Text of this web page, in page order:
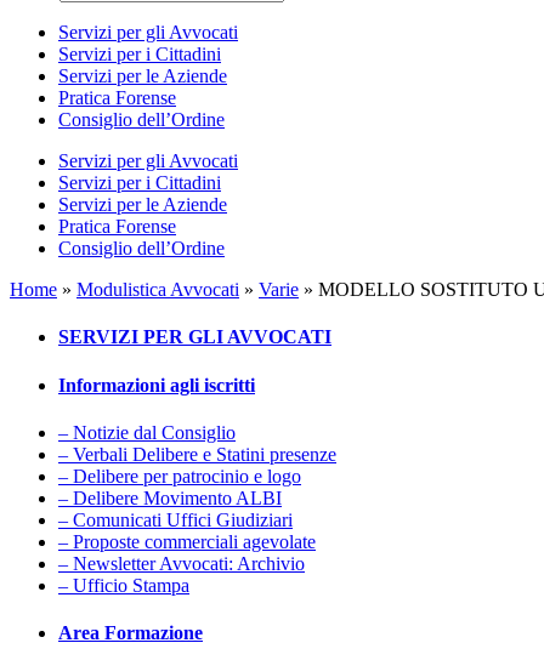
Servizi per gli Avvocati
Servizi per i Cittadini
Servizi per le Aziende
Pratica Forense
Consiglio dell’Ordine
Servizi per gli Avvocati
Servizi per i Cittadini
Servizi per le Aziende
Pratica Forense
Consiglio dell’Ordine
Home » Modulistica Avvocati » Varie » MODELLO SOSTITUTO
SERVIZI PER GLI AVVOCATI
Informazioni agli iscritti
– Notizie dal Consiglio
– Verbali Delibere e Statini presenze
– Delibere per patrocinio e logo
– Delibere Movimento ALBI
– Comunicati Uffici Giudiziari
– Proposte commerciali agevolate
– Newsletter Avvocati: Archivio
– Ufficio Stampa
Area Formazione